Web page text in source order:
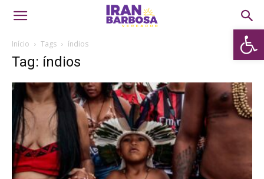
Abrir
Início Tags índios
Tag: índios